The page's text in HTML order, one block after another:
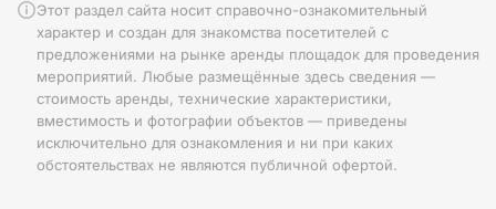
Этот раздел сайта носит справочно-ознакомительный
характер и создан для знакомства посетителей с
предложениями на рынке аренды площадок для проведения
мероприятий. Любые размещённые здесь сведения —
стоимость аренды, технические характеристики,
вместимость и фотографии объектов — приведены
исключительно для ознакомления и ни при каких
обстоятельствах не являются публичной офертой.